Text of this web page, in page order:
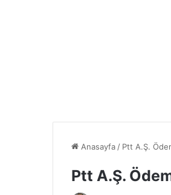
Anasayfa / Ptt A.Ş.
Ptt A.Ş.